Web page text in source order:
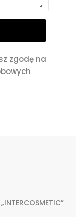
zgodę na